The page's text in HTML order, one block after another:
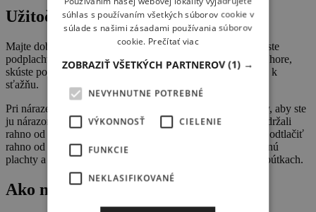
Užitočné rady
Majte dobrú rýchlosť a ťah v plachte. Neskúšajte trik, keď ste
podplachtení. Aby sa vám podarilo otočiť dosku spodkom hore,
skúste posunúť ruky na rahne dopredu a priblížiť svoje telo k
sťažňu.
Pri náraze do plachty sa snažte udržať kolená mimo plachty, aby ste
ju nárazom nepretrhli. Ruky držte pevne a rovno, aby ste udržali
rahno od tela. Niekedy funguje posunúť plachtu dopredu a odtlačiť
rahno od seba. Týmto spôsobom sa kolená pri páde nedotknú
plachty a spadnete medzi plachtu a dosku s nohami stále v pútkach.
Ako na to
súhlas s používaním všetkých súborov cookie v
súlade s našimi zásadami používania súborov
cookie. Prečítať viac
ZOBRAZIŤ VŠETKÝCH PARTNEROV(1) →
NEVYHNUTNE POTREBNÉ
VÝKONNOSŤ CIELENIE
FUNKCIE
NEKLASIFIKOVANÉ